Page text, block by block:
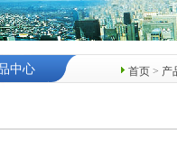
首页 > 产
中心